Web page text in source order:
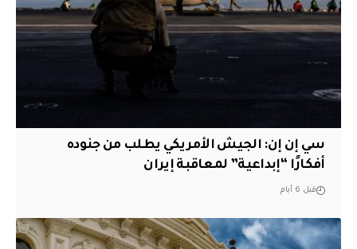
سي إن إن: الجيش الأمريكي يطلب من جنوده
أفكارًا “إبداعية” لمعاقبة إيران
قبل 6 أيام